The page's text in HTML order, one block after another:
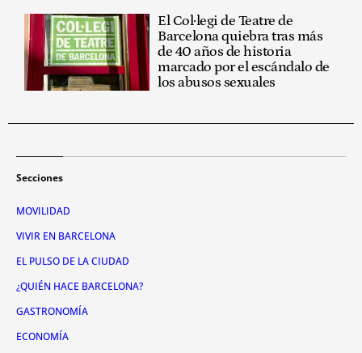
El Col·legi de Teatre de
Barcelona quiebra tras más
de 40 años de historia
marcado por el escándalo de
los abusos sexuales
Secciones
MOVILIDAD
VIVIR EN BARCELONA
EL PULSO DE LA CIUDAD
¿QUIÉN HACE BARCELONA?
GASTRONOMÍA
ECONOMÍA